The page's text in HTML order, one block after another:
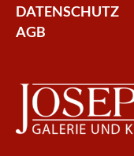
DATENSCHUTZ
AGB